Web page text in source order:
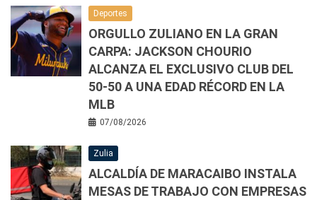
Deportes
ORGULLO ZULIANO EN LA GRAN
CARPA: JACKSON CHOURIO
ALCANZA EL EXCLUSIVO CLUB DEL
50-50 A UNA EDAD RÉCORD EN LA
MLB
07/08/2026
Zulia
ALCALDÍA DE MARACAIBO INSTALA
MESAS DE TRABAJO CON EMPRESAS